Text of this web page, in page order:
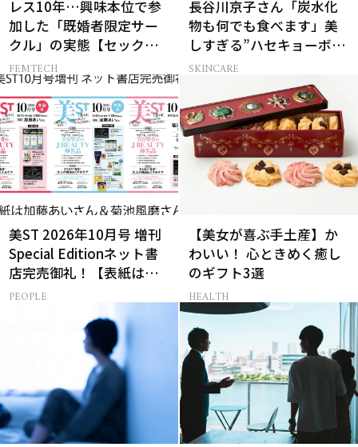
レス10年…興味本位で参
加した「既婚者限定サー
クル」の実態【セックス
レス AND THE CITY -女た
ちの告白-】
FEMTECH
長谷川京子さん「炭水化
物も何でも食べます」美
しすぎる”ハセキョーボデ
ィ”を作る秘訣
SKINCARE
美ST 2026年10月号 増刊
Special Editionネット書
店完売御礼！【表紙は加
藤あいさん＆菊池風磨さ
PEOPLE
【美女が喜ぶ手土産】か
わいい！ 心ときめく癒し
のギフト3選
HEALTH